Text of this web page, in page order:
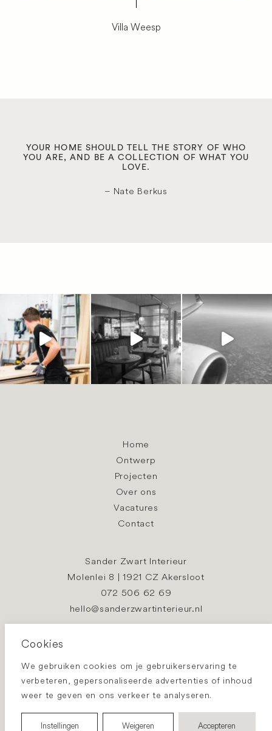
Cookies
We gebruiken cookies om je gebruikerservaring te
verbeteren, gepersonaliseerde advertenties of inhoud
weer te geven en ons verkeer te analyseren.
Instellingen Weigeren Accepteren
Villa Weesp
YOUR HOME SHOULD TELL THE STORY OF WHO
YOU ARE, AND BE A COLLECTION OF WHAT YOU
LOVE.
– Nate Berkus
Home
Ontwerp
Projecten
Over ons
Vacatures
Contact
Sander Zwart Interieur
Molenlei 8 | 1921 CZ Akersloot
072 506 62 69
hello@sanderzwartinterieur.nl
Privacybeleid